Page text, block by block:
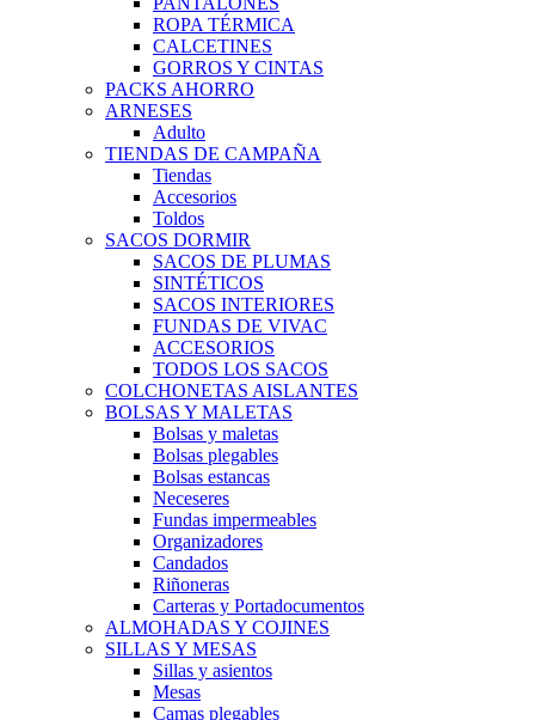
ROPA TÉRMICA
CALCETINES
GORROS Y CINTAS
PACKS AHORRO
ARNESES
Adulto
TIENDAS DE CAMPAÑA
Tiendas
Accesorios
Toldos
SACOS DORMIR
SACOS DE PLUMAS
SINTÉTICOS
SACOS INTERIORES
FUNDAS DE VIVAC
ACCESORIOS
TODOS LOS SACOS
COLCHONETAS AISLANTES
BOLSAS Y MALETAS
Bolsas y maletas
Bolsas plegables
Bolsas estancas
Neceseres
Fundas impermeables
Organizadores
Candados
Riñoneras
Carteras y Portadocumentos
ALMOHADAS Y COJINES
SILLAS Y MESAS
Sillas y asientos
Mesas
Camas plegables